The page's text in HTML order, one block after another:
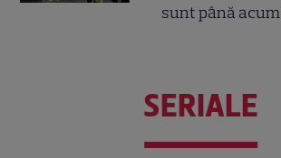
sunt până acum
SERIALE